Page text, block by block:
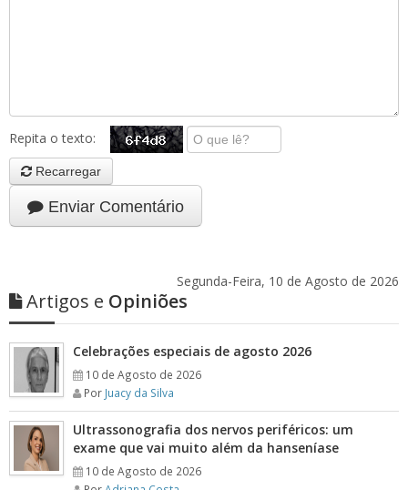
Repita o texto:
Recarregar
Enviar Comentário
Segunda-Feira, 10 de Agosto de 2026
Artigos e Opiniões
Celebrações especiais de agosto 2026
10 de Agosto de 2026
Por Juacy da Silva
Ultrassonografia dos nervos periféricos: um
exame que vai muito além da hanseníase
10 de Agosto de 2026